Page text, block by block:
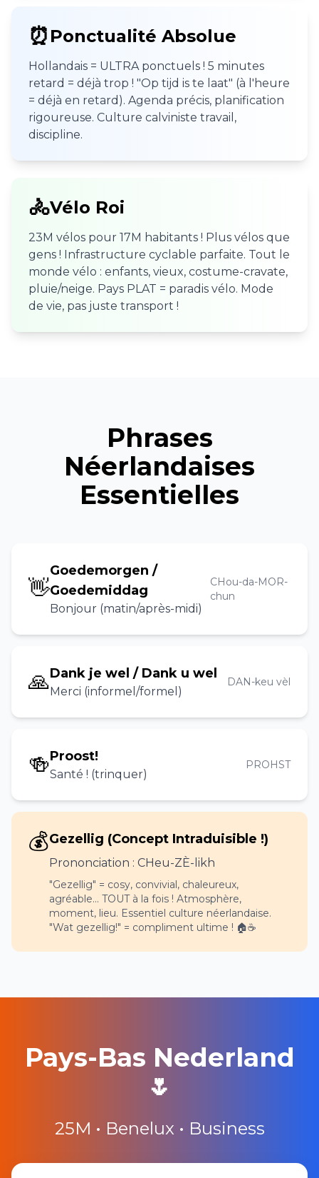
⏰ Ponctualité Absolue
Hollandais = ULTRA ponctuels ! 5 minutes
retard = déjà trop ! "Op tijd is te laat" (à l'heure
= déjà en retard). Agenda précis, planification
rigoureuse. Culture calviniste travail,
discipline.
🚴Vélo Roi
23M vélos pour 17M habitants ! Plus vélos que
gens ! Infrastructure cyclable parfaite. Tout le
monde vélo : enfants, vieux, costume-cravate,
pluie/neige. Pays PLAT = paradis vélo. Mode
de vie, pas juste transport !
Phrases
Néerlandaises
Essentielles
👋
Goedemorgen /
Goedemiddag
Bonjour (matin/après-midi)
CHou-da-MOR-
chun
🙏Dank je wel / Dank u wel
Merci (informel/formel)
DAN-keu vèl
🍻Proost!
Santé ! (trinquer)
PROHST
💰Gezellig (Concept Intraduisible !)
Prononciation : CHeu-ZÈ-likh
"Gezellig" = cosy, convivial, chaleureux,
agréable... TOUT à la fois ! Atmosphère,
moment, lieu. Essentiel culture néerlandaise.
"Wat gezellig!" = compliment ultime ! 🏠☕
Pays-Bas Nederland
🌷
25M • Benelux • Business